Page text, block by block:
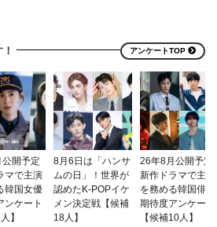
アンケートTOP
開予定
マで主演
韓国女優
ンケート
】
8月6日は「ハンサ
ムの日」！世界が
認めたK-POPイケ
メン決定戦【候補
18人】
26年8月公開予定
新作ドラマで主演
を務める韓国俳優
期待度アンケート
【候補10人】